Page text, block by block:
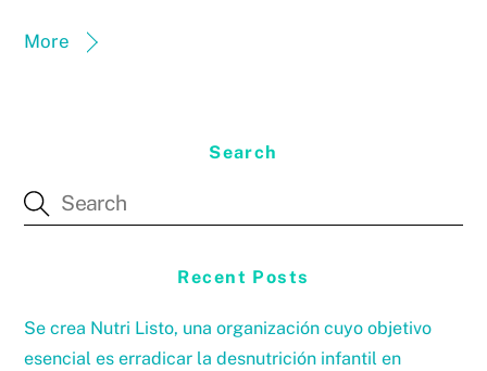
More
Search
Recent Posts
Se crea Nutri Listo, una organización cuyo objetivo
esencial es erradicar la desnutrición infantil en